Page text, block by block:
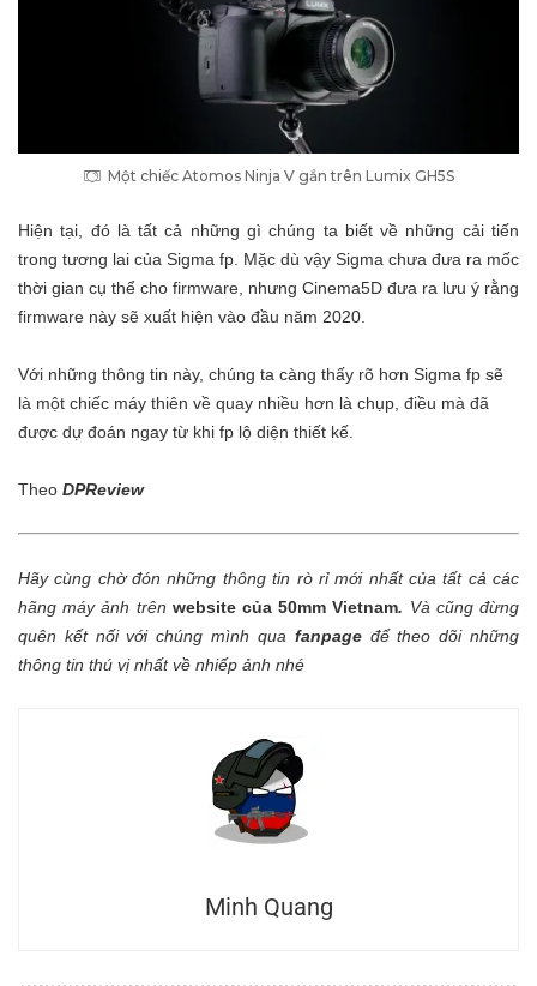
Một chiếc Atomos Ninja V gắn trên Lumix GH5S
Hiện tại, đó là tất cả những gì chúng ta biết về những cải tiến
trong tương lai của Sigma fp. Mặc dù vậy Sigma chưa đưa ra mốc
thời gian cụ thể cho firmware, nhưng Cinema5D đưa ra lưu ý rằng
firmware này sẽ xuất hiện vào đầu năm 2020.
Với những thông tin này, chúng ta càng thấy rõ hơn Sigma fp sẽ
là một chiếc máy thiên về quay nhiều hơn là chụp, điều mà đã
được dự đoán ngay từ khi fp lộ diện thiết kế.
Theo DPReview
Hãy cùng chờ đón những thông tin rò rỉ mới nhất của tất cả các
hãng máy ảnh trên website của 50mm Vietnam. Và cũng đừng
quên kết nối với chúng mình qua fanpageđể theo dõi những
thông tin thú vị nhất về nhiếp ảnh nhé
Minh Quang